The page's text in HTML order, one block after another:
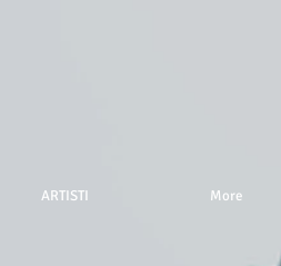
ARTISTI More